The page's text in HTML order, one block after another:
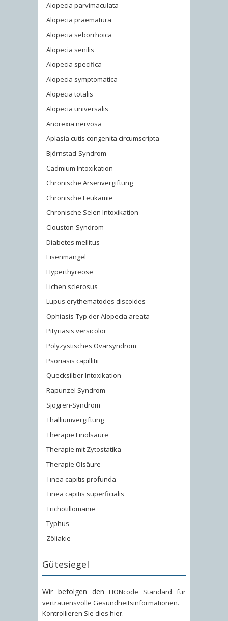
Alopecia parvimaculata
Alopecia praematura
Alopecia seborrhoica
Alopecia senilis
Alopecia specifica
Alopecia symptomatica
Alopecia totalis
Alopecia universalis
Anorexia nervosa
Aplasia cutis congenita circumscripta
Björnstad-Syndrom
Cadmium Intoxikation
Chronische Arsenvergiftung
Chronische Leukämie
Chronische Selen Intoxikation
Clouston-Syndrom
Diabetes mellitus
Eisenmangel
Hyperthyreose
Lichen sclerosus
Lupus erythematodes discoides
Ophiasis-Typ der Alopecia areata
Pityriasis versicolor
Polyzystisches Ovarsyndrom
Psoriasis capillitii
Quecksilber Intoxikation
Rapunzel Syndrom
Sjögren-Syndrom
Thalliumvergiftung
Therapie Linolsäure
Therapie mit Zytostatika
Therapie Ölsäure
Tinea capitis profunda
Tinea capitis superficialis
Trichotillomanie
Typhus
Zöliakie
Gütesiegel
Wir befolgen denHONcode Standard für
vertrauensvolle Gesundheitsinformationen.
Kontrollieren Sie dies hier.